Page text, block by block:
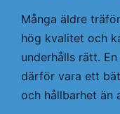
Många äldre
hög kvalitet och
underhålls rätt.
därför vara ett
och hållbarhet än